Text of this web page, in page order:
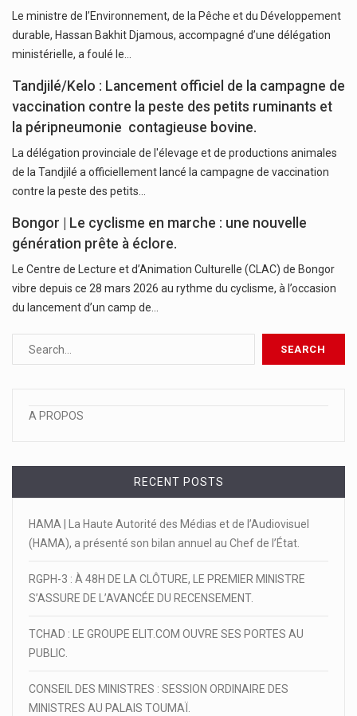
Le ministre de l’Environnement, de la Pêche et du Développement
durable, Hassan Bakhit Djamous, accompagné d’une délégation
ministérielle, a foulé le…
‎Tandjilé/Kelo : Lancement officiel de la campagne de
vaccination contre la peste des petits ruminants et
la péripneumonie contagieuse bovine.
La délégation provinciale de l'élevage et de productions animales
de la Tandjilé a officiellement lancé la campagne de vaccination
contre la peste des petits…
Bongor | Le cyclisme en marche : une nouvelle
génération prête à éclore.
Le Centre de Lecture et d’Animation Culturelle (CLAC) de Bongor
vibre depuis ce 28 mars 2026 au rythme du cyclisme, à l’occasion
du lancement d’un camp de…
A PROPOS
RECENT POSTS
HAMA | La Haute Autorité des Médias et de l’Audiovisuel
(HAMA), a présenté son bilan annuel au Chef de l’État.
RGPH-3 : À 48H DE LA CLÔTURE, LE PREMIER MINISTRE
S’ASSURE DE L’AVANCÉE DU RECENSEMENT.
TCHAD : LE GROUPE ELIT.COM OUVRE SES PORTES AU
PUBLIC.
CONSEIL DES MINISTRES : SESSION ORDINAIRE DES
MINISTRES AU PALAIS TOUMAÏ.